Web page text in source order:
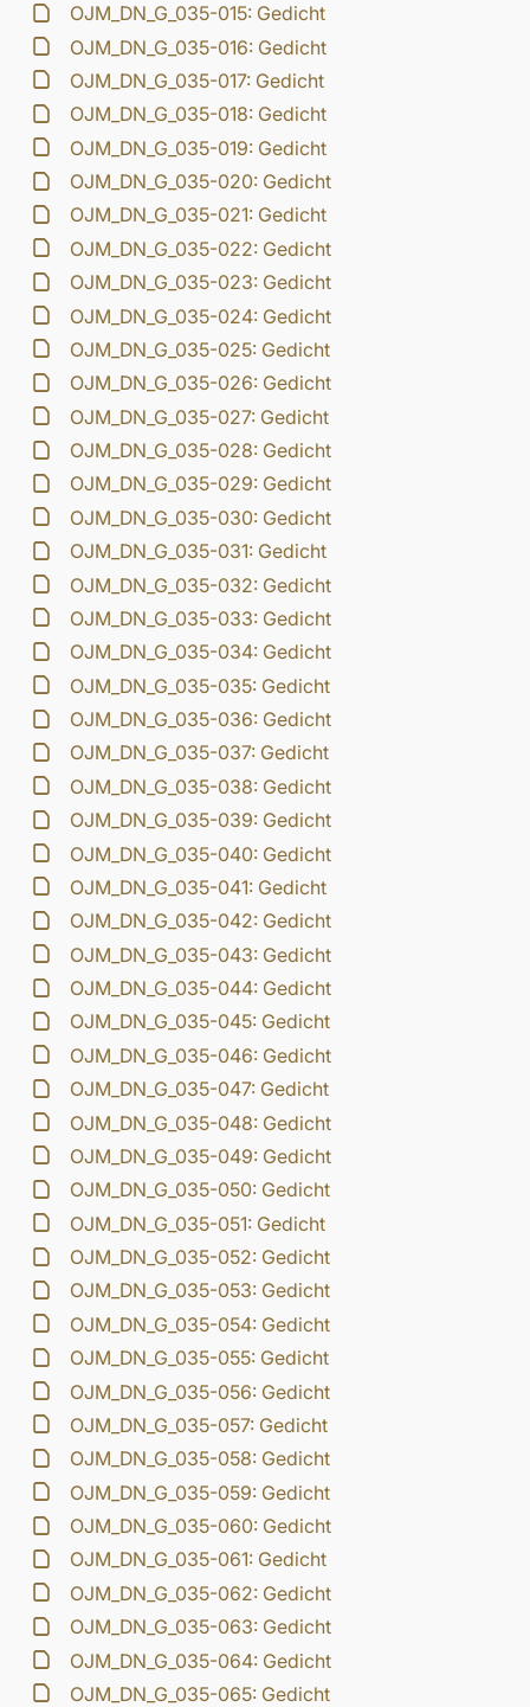
OJM_DN_G_035-015: Gedicht
OJM_DN_G_035-016: Gedicht
OJM_DN_G_035-017: Gedicht
OJM_DN_G_035-018: Gedicht
OJM_DN_G_035-019: Gedicht
OJM_DN_G_035-020: Gedicht
OJM_DN_G_035-021: Gedicht
OJM_DN_G_035-022: Gedicht
OJM_DN_G_035-023: Gedicht
OJM_DN_G_035-024: Gedicht
OJM_DN_G_035-025: Gedicht
OJM_DN_G_035-026: Gedicht
OJM_DN_G_035-027: Gedicht
OJM_DN_G_035-028: Gedicht
OJM_DN_G_035-029: Gedicht
OJM_DN_G_035-030: Gedicht
OJM_DN_G_035-031: Gedicht
OJM_DN_G_035-032: Gedicht
OJM_DN_G_035-033: Gedicht
OJM_DN_G_035-034: Gedicht
OJM_DN_G_035-035: Gedicht
OJM_DN_G_035-036: Gedicht
OJM_DN_G_035-037: Gedicht
OJM_DN_G_035-038: Gedicht
OJM_DN_G_035-039: Gedicht
OJM_DN_G_035-040: Gedicht
OJM_DN_G_035-041: Gedicht
OJM_DN_G_035-042: Gedicht
OJM_DN_G_035-043: Gedicht
OJM_DN_G_035-044: Gedicht
OJM_DN_G_035-045: Gedicht
OJM_DN_G_035-046: Gedicht
OJM_DN_G_035-047: Gedicht
OJM_DN_G_035-048: Gedicht
OJM_DN_G_035-049: Gedicht
OJM_DN_G_035-050: Gedicht
OJM_DN_G_035-051: Gedicht
OJM_DN_G_035-052: Gedicht
OJM_DN_G_035-053: Gedicht
OJM_DN_G_035-054: Gedicht
OJM_DN_G_035-055: Gedicht
OJM_DN_G_035-056: Gedicht
OJM_DN_G_035-057: Gedicht
OJM_DN_G_035-058: Gedicht
OJM_DN_G_035-059: Gedicht
OJM_DN_G_035-060: Gedicht
OJM_DN_G_035-061: Gedicht
OJM_DN_G_035-062: Gedicht
OJM_DN_G_035-063: Gedicht
OJM_DN_G_035-064: Gedicht
OJM_DN_G_035-065: Gedicht